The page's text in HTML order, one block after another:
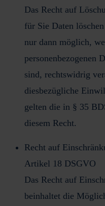
Das Recht auf
für Sie Daten
nur dann möglich,
personenbezogenen
sind, rechtswidrig
diesbezügliche
gelten die in § 35
diesem Recht.
Recht auf
Artikel 18 DSGVO
Das Recht auf
beinhaltet die